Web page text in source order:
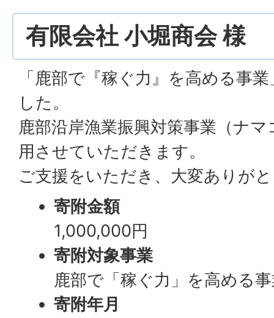
有限会社 小堀商会 様
「鹿部で『稼ぐ力』を高める事
した。
鹿部沿岸漁業振興対策事業（ナ
用させていただきます。
ご支援をいただき、大変ありが
寄附金額
1,000,000円
寄附対象事業
鹿部で「稼ぐ力」を高める
寄附年月